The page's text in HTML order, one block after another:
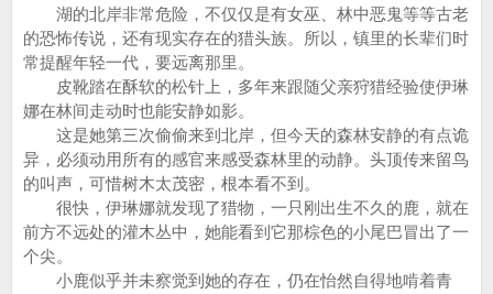
湖的北岸非常危险，不仅仅是有女巫、林中恶鬼等等古老
的恐怖传说，还有现实存在的猎头族。所以，镇里的长辈们时
常提醒年轻一代，要远离那里。
皮靴踏在酥软的松针上，多年来跟随父亲狩猎经验使伊琳
娜在林间走动时也能安静如影。
这是她第三次偷偷来到北岸，但今天的森林安静的有点诡
异，必须动用所有的感官来感受森林里的动静。头顶传来留鸟
的叫声，可惜树木太茂密，根本看不到。
很快，伊琳娜就发现了猎物，一只刚出生不久的鹿，就在
前方不远处的灌木丛中，她能看到它那棕色的小尾巴冒出了一
个尖。
小鹿似乎并未察觉到她的存在，仍在怡然自得地啃着青